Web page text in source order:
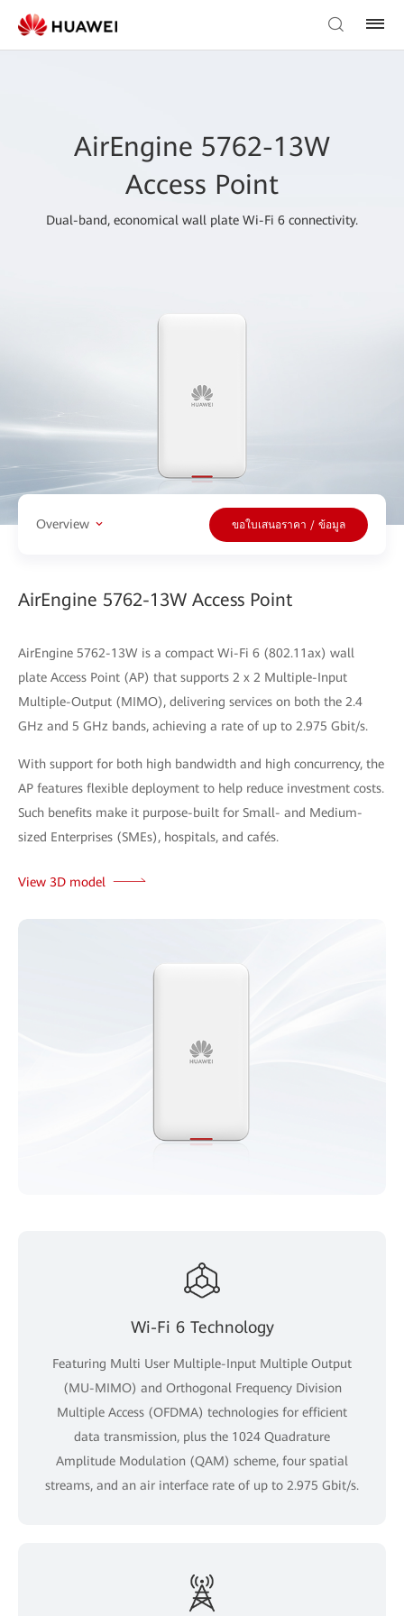
AirEngine 5762-13W
Access Point
Dual-band, economical wall plate Wi-Fi 6 connectivity.
Overview ขอใบเสนอราคา / ข้อมูล
AirEngine 5762-13W Access Point
AirEngine 5762-13W is a compact Wi-Fi 6 (802.11ax) wall
plate Access Point (AP) that supports 2 x 2 Multiple-Input
Multiple-Output (MIMO), delivering services on both the 2.4
GHz and 5 GHz bands, achieving a rate of up to 2.975 Gbit/s.
With support for both high bandwidth and high concurrency, the
AP features flexible deployment to help reduce investment costs.
Such benefits make it purpose-built for Small- and Medium-
sized Enterprises (SMEs), hospitals, and cafés.
View 3D model
Wi-Fi 6 Technology
Featuring Multi User Multiple-Input Multiple Output
(MU-MIMO) and Orthogonal Frequency Division
Multiple Access (OFDMA) technologies for efficient
data transmission, plus the 1024 Quadrature
Amplitude Modulation (QAM) scheme, four spatial
streams, and an air interface rate of up to 2.975 Gbit/s.